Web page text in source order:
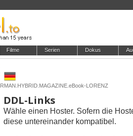
Filme Serien Dokus
LORENZ
DDL-Links
Wähle einen Hoster. Sofern die
diese untereinander kompatibel.